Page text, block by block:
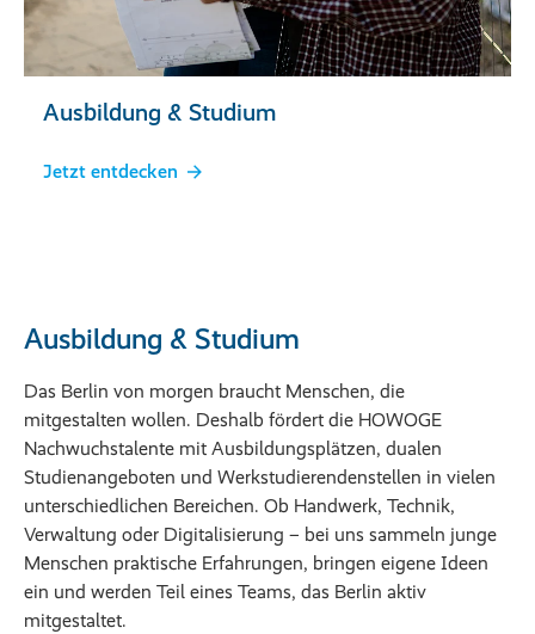
Ausbildung & Studium
Jetzt entdecken
Ausbildung & Studium
Das Berlin von morgen braucht Menschen, die
mitgestalten wollen. Deshalb fördert die HOWOGE
Nachwuchstalente mit Ausbildungsplätzen, dualen
Studienangeboten und Werkstudierendenstellen in vielen
unterschiedlichen Bereichen. Ob Handwerk, Technik,
Verwaltung oder Digitalisierung – bei uns sammeln junge
Menschen praktische Erfahrungen, bringen eigene Ideen
ein und werden Teil eines Teams, das Berlin aktiv
mitgestaltet.